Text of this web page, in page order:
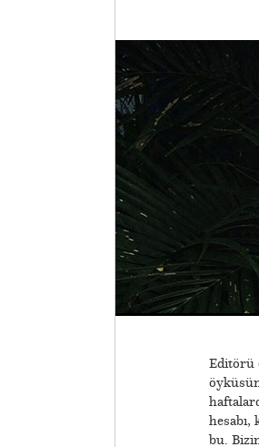
Editörü
bu.